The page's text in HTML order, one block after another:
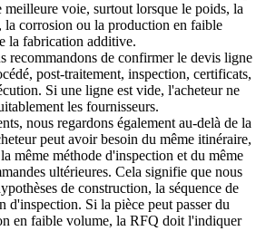
meilleure voie, surtout lorsque le poids, la
la corrosion ou la production en faible
la fabrication additive.
recommandons de confirmer le devis ligne
post-traitement, inspection, certificats,
Si une ligne est vide, l'acheteur ne
les fournisseurs.
nous regardons également au-delà de la
peut avoir besoin du même itinéraire,
même méthode d'inspection et du même
ultérieures. Cela signifie que nous
de construction, la séquence de
d'inspection. Si la pièce peut passer du
en faible volume, la RFQ doit l'indiquer